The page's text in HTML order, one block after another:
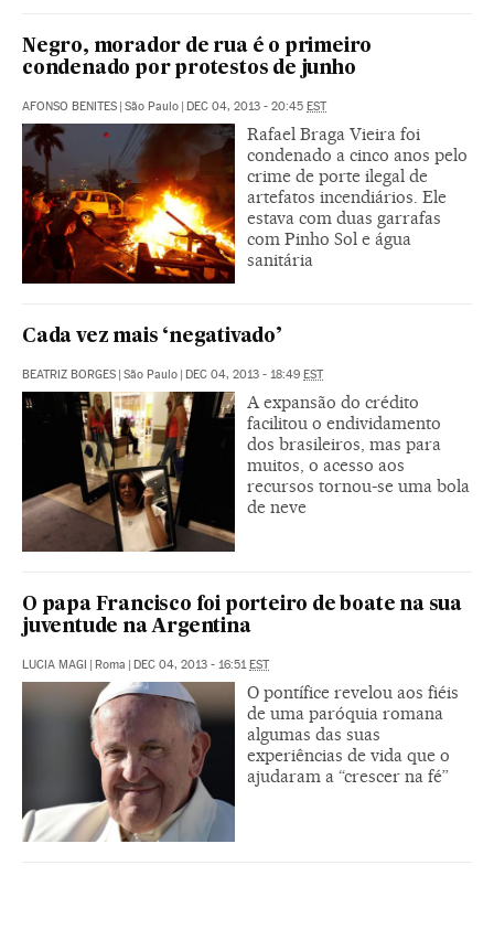
Negro, morador de rua é o primeiro
condenado por protestos de junho
AFONSO BENITES | São Paulo | DEC 04, 2013 - 20:45 EST
Rafael Braga Vieira foi
condenado a cinco anos pelo
crime de porte ilegal de
artefatos incendiários. Ele
estava com duas garrafas
com Pinho Sol e água
sanitária
Cada vez mais ‘negativado’
BEATRIZ BORGES | São Paulo | DEC 04, 2013 - 18:49 EST
A expansão do crédito
facilitou o endividamento
dos brasileiros, mas para
muitos, o acesso aos
recursos tornou-se uma bola
de neve
O papa Francisco foi porteiro de boate na sua
juventude na Argentina
LUCIA MAGI | Roma | DEC 04, 2013 - 16:51EST
O pontífice revelou aos fiéis
de uma paróquia romana
algumas das suas
experiências de vida que o
ajudaram a “crescer na fé”